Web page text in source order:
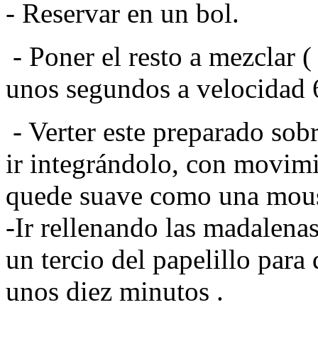
- Reservar en un bol.
- Poner el resto a mezclar
unos segundos a velocidad
- Verter este preparado
ir integrándolo, con
quede suave como una
-Ir rellenando las
un tercio del papelillo para
unos diez minutos .